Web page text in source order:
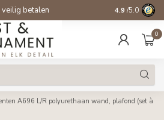
betalen 4.9 /5.0
0
A696 L/R polyurethaan wand, plafond (set à